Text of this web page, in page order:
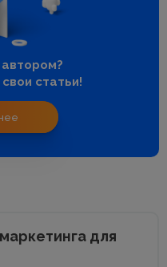
статьи!
для